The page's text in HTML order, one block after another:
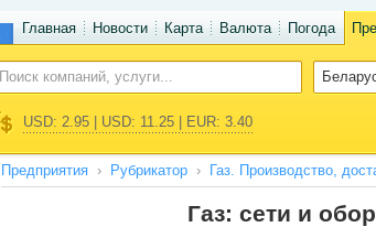
Главная Новости Карта Валюта Погода
USD: 2.95 | USD: 11.25 | EUR: 3.40
Предприятия Рубрикатор Газ. Производство,
Газ: сети и